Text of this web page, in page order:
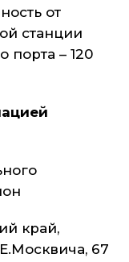
от
станции
порта – 120
край,
67